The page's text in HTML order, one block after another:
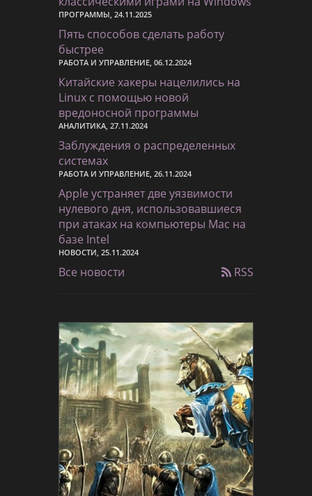
ПРОГРАММЫ, 24.11.2025
Пять способов сделать работу
быстрее
РАБОТА И УПРАВЛЕНИЕ, 06.12.2024
Китайские хакеры нацелились на
Linux с помощью новой
вредоносной программы
АНАЛИТИКА, 27.11.2024
Заблуждения о распределенных
системах
РАБОТА И УПРАВЛЕНИЕ, 26.11.2024
Apple устраняет две уязвимости
нулевого дня, использовавшиеся
при атаках на компьютеры Mac на
базе Intel
НОВОСТИ, 25.11.2024
Все новости RSS